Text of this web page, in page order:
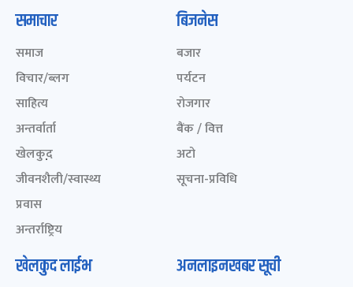
समाचार
समाज
विचार/ब्लग
साहित्य
अन्तर्वार्ता
खेलकुद़़
जीवनशैली/स्वास्थ्य
प्रवास
अन्तर्राष्ट्रिय
बिजनेस
बजार
पर्यटन
रोजगार
बैंक / वित्त
अटो
सूचना-प्रविधि
खेलकुद लाईभ अनलाइनखबर सूची